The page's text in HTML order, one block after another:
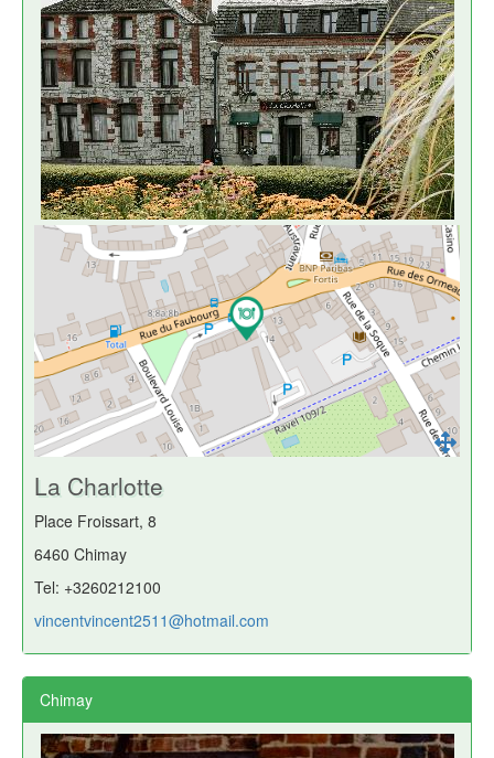
La Charlotte
Place Froissart, 8
6460 Chimay
Tel: +3260212100
vincentvincent2511@hotmail.com
Chimay